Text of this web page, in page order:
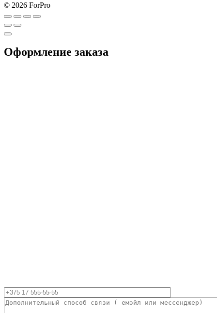
© 2026 ForPro
Оформление заказа